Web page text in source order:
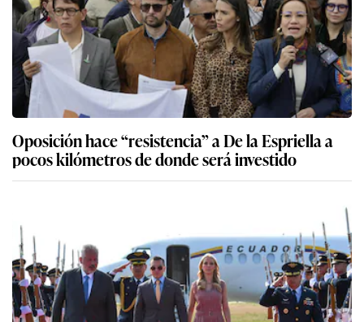
Oposición hace “resistencia” a De la Espriella a
pocos kilómetros de donde será investido